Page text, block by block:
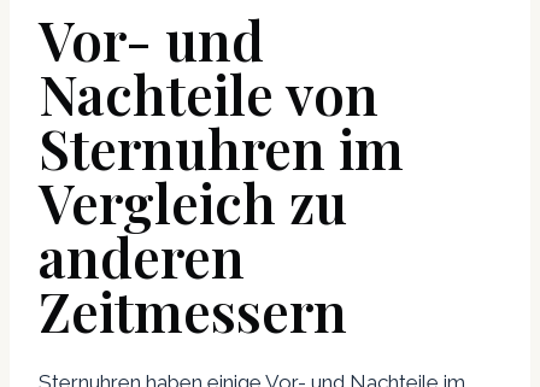
Vor- und
Nachteile von
Sternuhren im
Vergleich zu
anderen
Zeitmessern